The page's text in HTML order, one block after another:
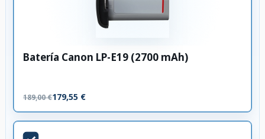
Batería Canon LP-E19 (2700 mAh)
189,00 €179,55 €